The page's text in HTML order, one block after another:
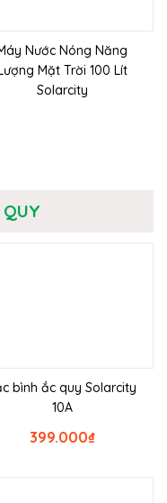
Nước Nóng Năng
Mặt Trời 100 Lít
Solarcity
QUY
bình ắc quy Solarcity
10A
₫
399.000